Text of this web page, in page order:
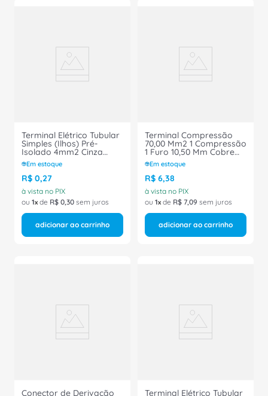
Terminal Elétrico Tubular
Simples (Ilhos) Pré-
Isolado 4mm2 Cinza
H4/17D Conexel
Em estoque
R$ 0,27
à vista no PIX
ou 1 de R$ 0,30 sem juros
adicionar ao carrinho
Terminal Compressão
70,00 Mm2 1 Compressão
1 Furo 10,50 Mm Cobre
TM7010 - INTELLI
Em estoque
R$ 6,38
à vista no PIX
ou 1 de R$ 7,09 sem juros
adicionar ao carrinho
Conector de Derivação Terminal Elétrico Tubular